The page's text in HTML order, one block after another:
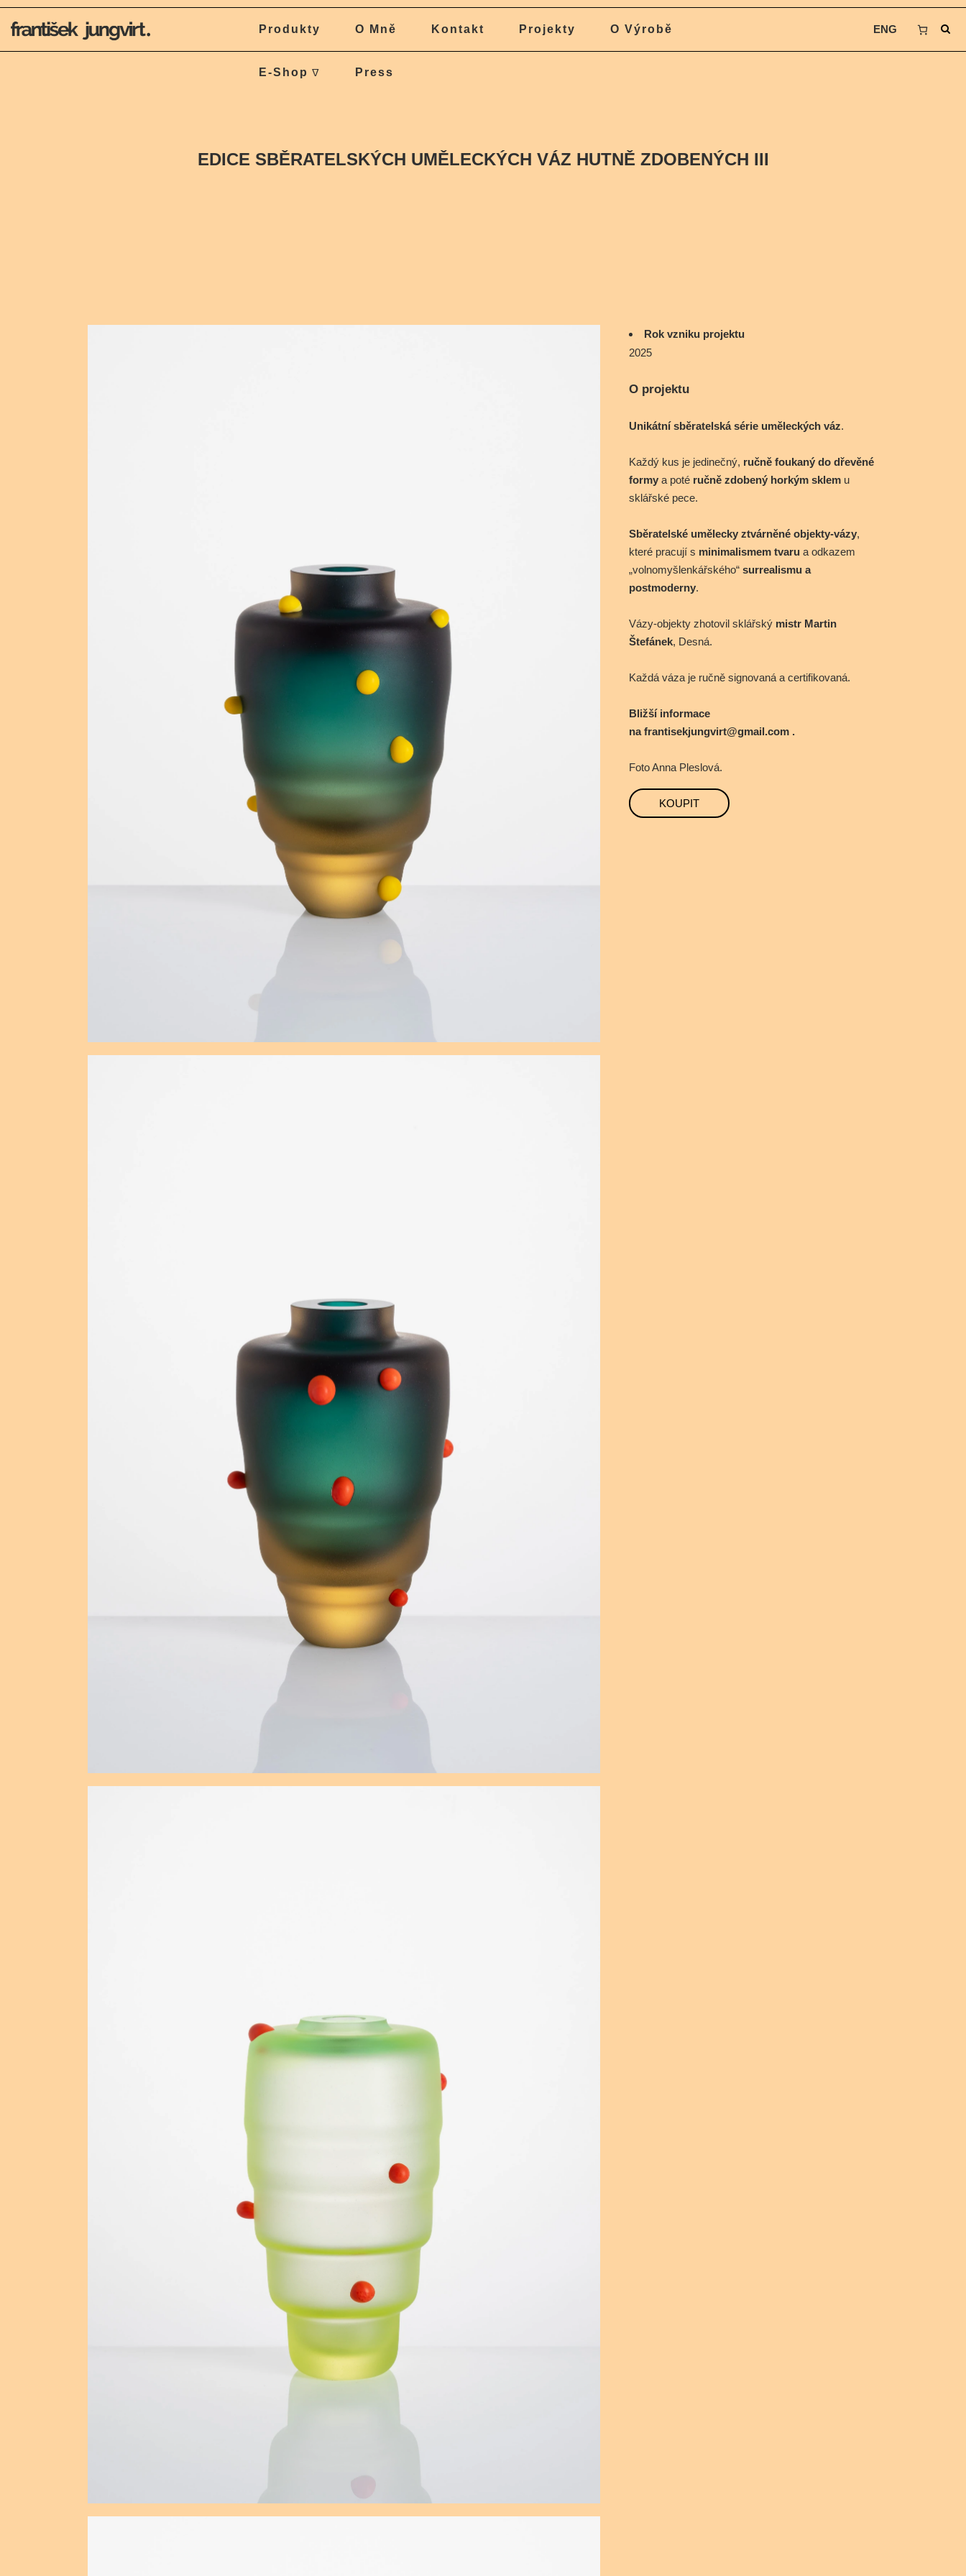
ENG
Produkty O Mně Kontakt Projekty O Výrobě
E-Shop Press
EDICE SBĚRATELSKÝCH UMĚLECKÝCH VÁZ HUTNĚ ZDOBENÝCH III
Rok vzniku projektu
2025
O projektu
Unikátní sběratelská série uměleckých váz.
Každý kus je jedinečný, ručně foukaný do dřevěné
formy a poté ručně zdobený horkým sklem u
sklářské pece.
Sběratelské umělecky ztvárněné objekty-vázy,
které pracují s minimalismem tvaru a odkazem
„volnomyšlenkářského“surrealismu a
postmoderny.
Vázy-objekty zhotovil sklářský mistr Martin
Štefánek, Desná.
Každá váza je ručně signovaná a certifikovaná.
Bližší informace
nafrantisekjungvirt@gmail.com .
Foto Anna Pleslová.
KOUPIT